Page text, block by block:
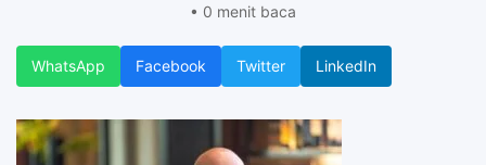
• 0 menit baca
WhatsApp Facebook Twitter LinkedIn